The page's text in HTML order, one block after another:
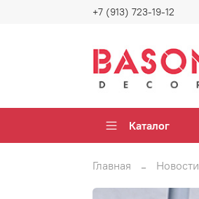
+7 (913) 723-19-12
Каталог
Главная Новости